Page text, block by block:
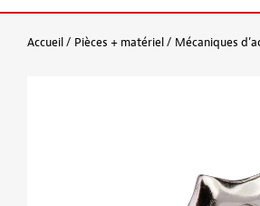
Accueil Pièces + matériel Mécaniques